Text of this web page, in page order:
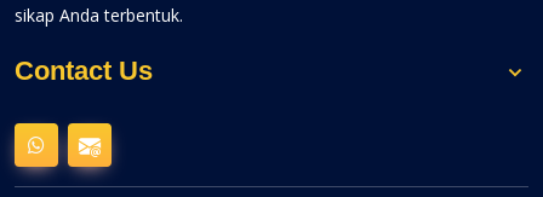
sikap Anda terbentuk.
Contact Us